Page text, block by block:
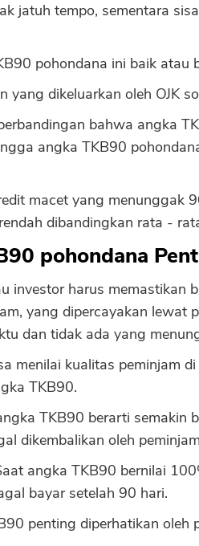
jatuh tempo, sementara
pohondana ini baik atau
yang dikeluarkan oleh OJK
bahwa angka
angka TKB90
macet yang menunggak
dibandingkan rata -
pohondana
investor harus memastikan
yang dipercayakan lewat
dan tidak ada yang
menilai kualitas peminjam
TKB90.
TKB90 berarti semakin
dikembalikan oleh
angka TKB90 bernilai
bayar setelah 90 hari.
penting diperhatikan